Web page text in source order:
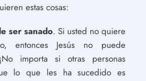
estas cosas:
ser sanado. Si usted no quiere
entonces Jesús no puede
importa si otras personas
lo que les ha sucedido es